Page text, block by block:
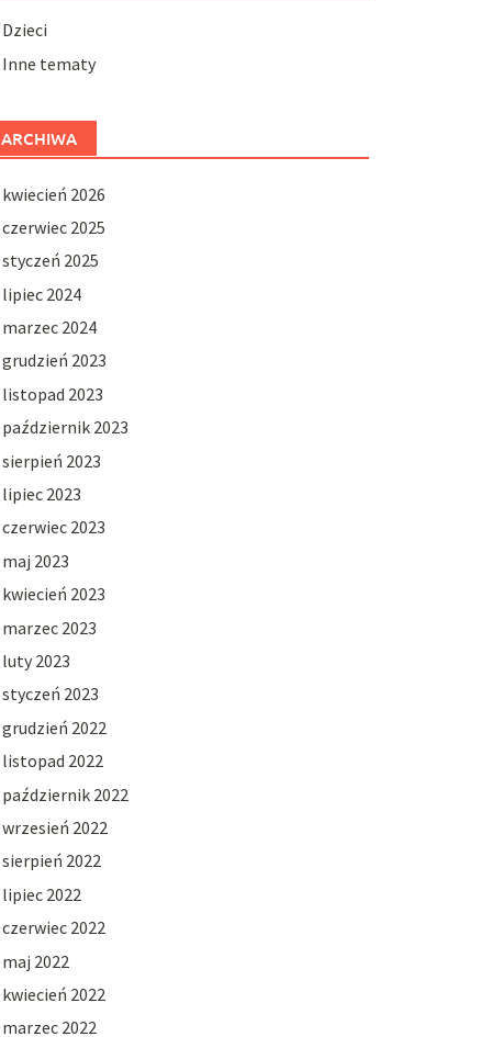
Dzieci
Inne tematy
ARCHIWA
kwiecień 2026
czerwiec 2025
styczeń 2025
lipiec 2024
marzec 2024
grudzień 2023
listopad 2023
październik 2023
sierpień 2023
lipiec 2023
czerwiec 2023
maj 2023
kwiecień 2023
marzec 2023
luty 2023
styczeń 2023
grudzień 2022
listopad 2022
październik 2022
wrzesień 2022
sierpień 2022
lipiec 2022
czerwiec 2022
maj 2022
kwiecień 2022
marzec 2022